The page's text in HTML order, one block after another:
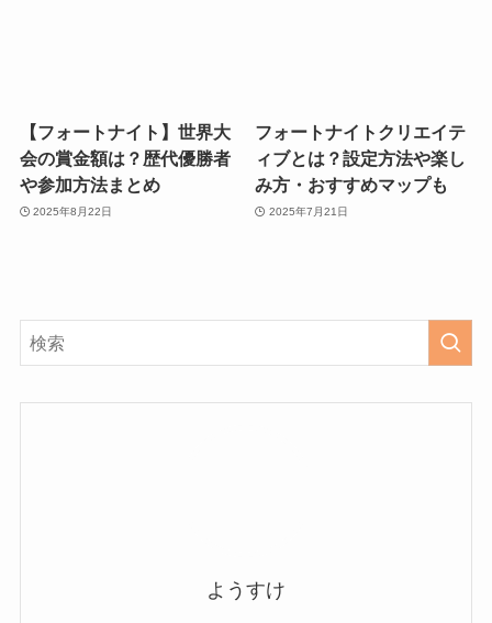
【フォートナイト】世界大
会の賞金額は？歴代優勝者
や参加方法まとめ
2025年8月22日
フォートナイトクリエイテ
ィブとは？設定方法や楽し
み方・おすすめマップも
2025年7月21日
ようすけ